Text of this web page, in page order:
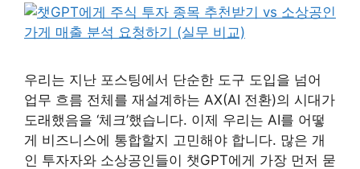
우리는 지난 포스팅에서 단순한 도구 도입을 넘어
업무 흐름 전체를 재설계하는 AX(AI 전환)의 시대가
도래했음을 ‘체크’했습니다. 이제 우리는 AI를 어떻
게 비즈니스에 통합할지 고민해야 합니다. 많은 개
인 투자자와 소상공인들이 챗GPT에게 가장 먼저 묻